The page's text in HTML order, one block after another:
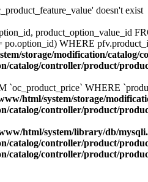
doesn't exist
product_option_value_id
WHERE
storage/modification/catalog/
catalog/controller/product/
`oc_product_price` WHERE
html/system/storage/
catalog/controller/product/
html/system/library/db/
catalog/controller/product/
catalog/controller/product/